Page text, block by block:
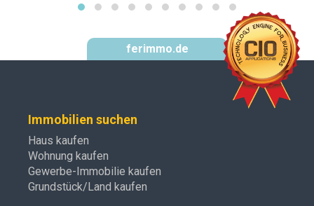
ferimmo.de
Immobilien suchen
Haus kaufen
Wohnung kaufen
Gewerbe-Immobilie kaufen
Grundstück/Land kaufen